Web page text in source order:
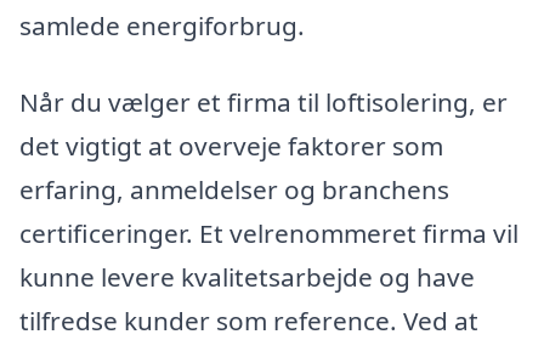
samlede energiforbrug.
Når du vælger et firma til loftisolering, er
det vigtigt at overveje faktorer som
erfaring, anmeldelser og branchens
certificeringer. Et velrenommeret firma vil
kunne levere kvalitetsarbejde og have
tilfredse kunder som reference. Ved at